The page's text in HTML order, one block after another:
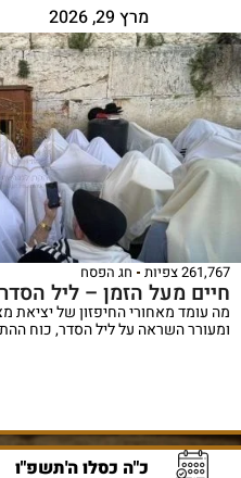
מרץ 29, 2026
261,767 צפיות חג הפסח
חיים מעל הזמן – ליל הסדר
מה עומד מאחורי החיפזון של
ומעורר השראה על ליל הסדר, כוח
כ"ה כסלו ה'תשפ"ו